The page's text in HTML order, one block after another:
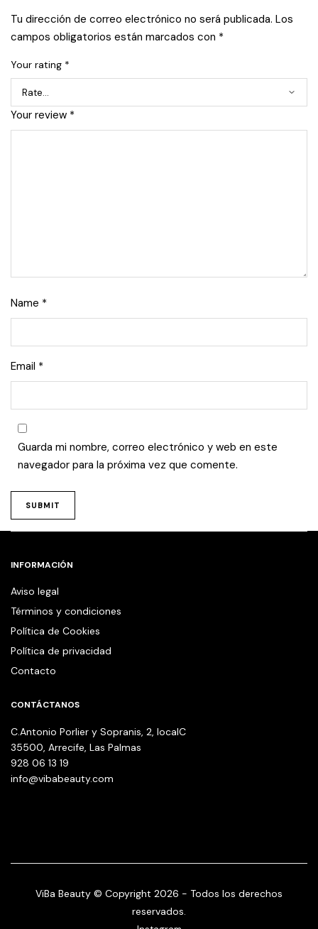
Tu dirección de correo electrónico no será publicada. Los
campos obligatorios están marcados con *
Your rating *
Your review *
Name *
Email *
Guarda mi nombre, correo electrónico y web en este
navegador para la próxima vez que comente.
INFORMACIÓN
Aviso legal
Términos y condiciones
Política de Cookies
Política de privacidad
Contacto
CONTÁCTANOS
C.Antonio Porlier y Sopranis, 2, localC
35500, Arrecife, Las Palmas
928 06 13 19
info@vibabeauty.com
ViBa Beauty © Copyright 2026 - Todos los derechos
reservados.